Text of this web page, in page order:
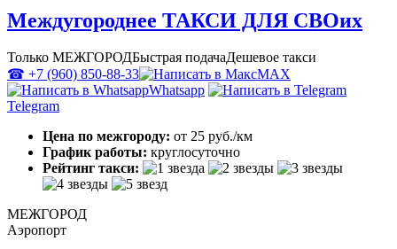
Междугороднее ТАКСИ ДЛЯ СВОих
Только МЕЖГОРОДБыстрая подачаДешевое такси
☎ +7 (960) 850-88-33
MAX
Whatsapp
Telegram
Цена по межгороду: от 25 руб./км
График работы: круглосуточно
Рейтинг такси:
МЕЖГОРОД
Аэропорт